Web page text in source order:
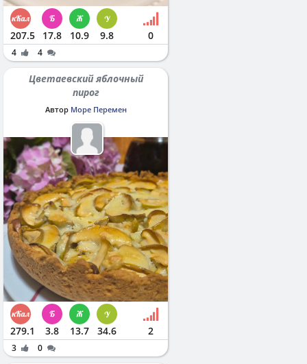
207.5 17.8 10.9 9.8 0
4 4
Цветаевский яблочный
пирог
Автор Море Перемен
279.1 3.8 13.7 34.6 2
3 0